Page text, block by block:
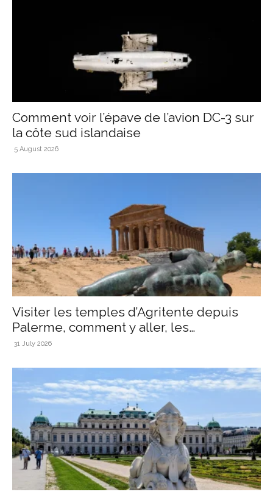
Comment voir l’épave de l’avion DC-3 sur
la côte sud islandaise
5 August 2026
Visiter les temples d’Agritente depuis
Palerme, comment y aller, les
informations...
31 July 2026